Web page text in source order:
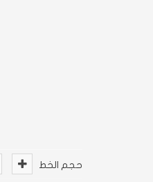
حجم الخط